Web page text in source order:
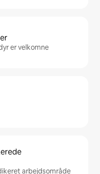
er velkomne
arbejdsområde